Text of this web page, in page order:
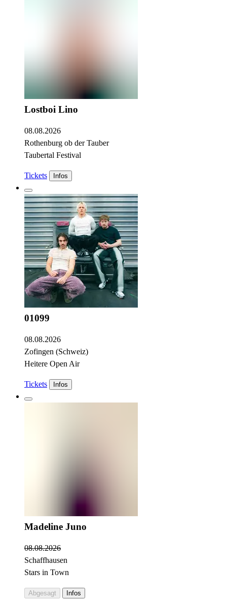
Lostboi Lino
08.08.2026
Rothenburg ob der Tauber
Taubertal Festival
Tickets Infos
01099
08.08.2026
Zofingen (Schweiz)
Heitere Open Air
Tickets Infos
Madeline Juno
08.08.2026
Schaffhausen
Stars in Town
Abgesagt Infos